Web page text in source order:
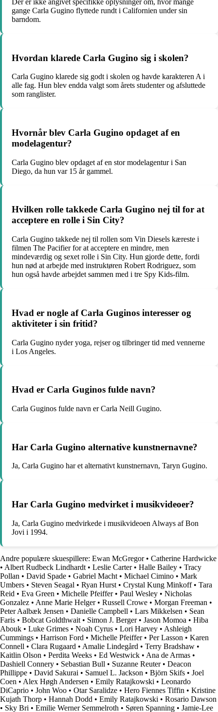
gange Carla Gugino flyttede rundt i Californien under sin
barndom.
Hvordan klarede Carla Gugino sig i skolen?
Carla Gugino klarede sig godt i skolen og havde karakteren A i
alle fag. Hun blev endda valgt som årets studenter og afsluttede
som ranglister.
Hvornår blev Carla Gugino opdaget af en
modelagentur?
Carla Gugino blev opdaget af en stor modelagentur i San
Diego, da hun var 15 år gammel.
Hvilken rolle takkede Carla Gugino nej til for at
acceptere en rolle i Sin City?
Carla Gugino takkede nej til rollen som Vin Diesels kæreste i
filmen The Pacifier for at acceptere en mindre, men
mindeværdig og sexet rolle i Sin City. Hun gjorde dette, fordi
hun nød at arbejde med instruktøren Robert Rodriguez, som
hun også havde arbejdet sammen med i tre Spy Kids-film.
Hvad er nogle af Carla Guginos interesser og
aktiviteter i sin fritid?
Carla Gugino nyder yoga, rejser og tilbringer tid med vennerne
i Los Angeles.
Hvad er Carla Guginos fulde navn?
Carla Guginos fulde navn er Carla Neill Gugino.
Har Carla Gugino alternative kunstnernavne?
Ja, Carla Gugino har et alternativt kunstnernavn, Taryn Gugino.
Har Carla Gugino medvirket i musikvideoer?
Ja, Carla Gugino medvirkede i musikvideoen Always af Bon
Jovi i 1994.
Andre populære skuespillere: Ewan McGregor• Catherine Hardwicke
• Albert Rudbeck Lindhardt • Leslie Carter• Halle Bailey • Tracy
Pollan • David Spade • Gabriel Macht • Michael Cimino • Mark
Umbers • Steven Seagal • Ryan Hurst • Crystal Kung Minkoff• Tara
Reid • Eva Green • Michelle Pfeiffer• Paul Wesley • Nicholas
Gonzalez • Anne Marie Helger• Russell Crowe • Morgan Freeman •
Peter Aalbæk Jensen • Danielle Campbell • Lars Mikkelsen • Sean
Faris • Bobcat Goldthwait • Simon J. Berger• Jason Momoa • Hiba
Abouk • Luke Grimes • Noah Cyrus • Lori Harvey • Ashleigh
Cummings • Harrison Ford • Michelle Pfeiffer• Per Lasson • Karen
Connell • Clara Rugaard • Amalie Lindegård • Terry Bradshaw •
Kaitlin Olson • Perdita Weeks • Ed Westwick • Ana de Armas •
Dashiell Connery • Sebastian Bull • Suzanne Reuter• Deacon
Phillippe • David Sakurai • Samuel L. Jackson • Björn Skifs • Joel
Coen • Alex Høgh Andersen • Emily Ratajkowski • Leonardo
DiCaprio • John Woo • Otar Saralidze • Hero Fiennes Tiffin • Kristine
Kujath Thorp • Hannah Dodd • Emily Ratajkowski • Rosario Dawson
• Sky Bri • Emilie Werner Semmelroth • Søren Spanning • Jamie-Lee